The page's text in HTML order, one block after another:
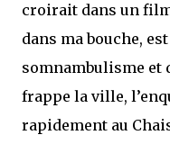
croirait dans un
dans ma bouche,
somnambulisme et
frappe la ville,
rapidement au